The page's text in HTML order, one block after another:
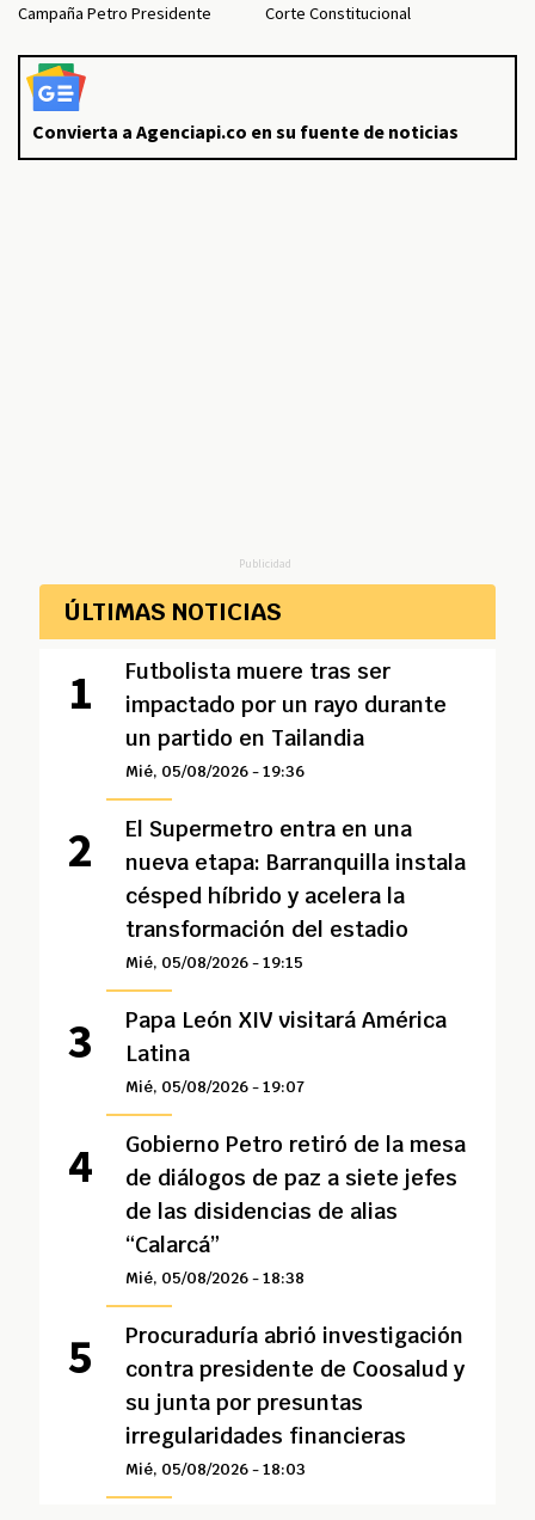
Campaña Petro Presidente Corte Constitucional
Convierta a Agenciapi.co en su fuente de noticias
Publicidad
ÚLTIMAS NOTICIAS
Futbolista muere tras ser
impactado por un rayo durante
un partido en Tailandia
Mié, 05/08/2026 - 19:36
El Supermetro entra en una
nueva etapa: Barranquilla instala
césped híbrido y acelera la
transformación del estadio
Mié, 05/08/2026 - 19:15
Papa León XIV visitará América
Latina
Mié, 05/08/2026 - 19:07
Gobierno Petro retiró de la mesa
de diálogos de paz a siete jefes
de las disidencias de alias
“Calarcá”
Mié, 05/08/2026 - 18:38
Procuraduría abrió investigación
contra presidente de Coosalud y
su junta por presuntas
irregularidades financieras
Mié, 05/08/2026 - 18:03